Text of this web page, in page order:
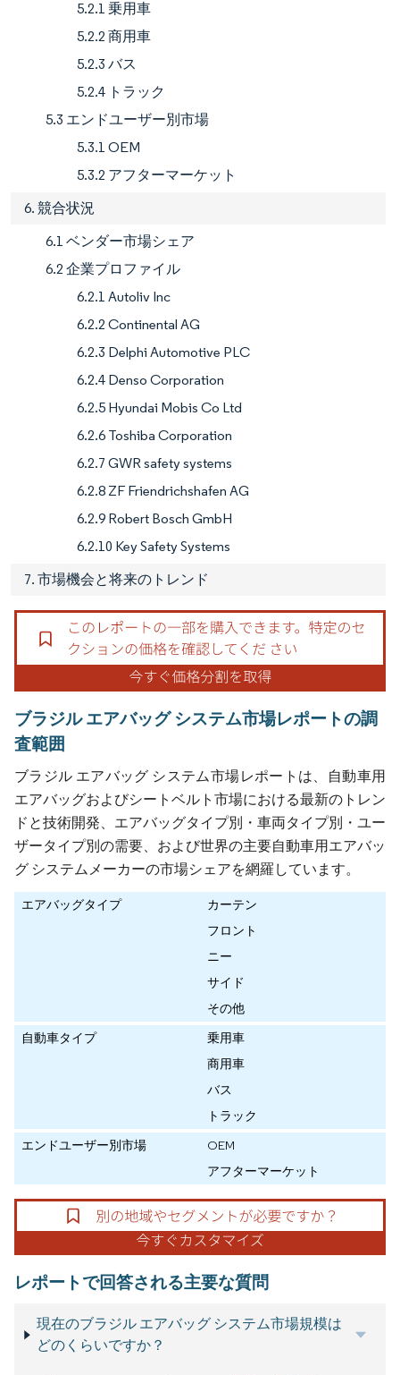
5.2.1 乗用車
5.2.2 商用車
5.2.3 バス
5.2.4 トラック
5.3 エンドユーザー別市場
5.3.1 OEM
5.3.2 アフターマーケット
6. 競合状況
6.1 ベンダー市場シェア
6.2 企業プロファイル
6.2.1 Autoliv Inc
6.2.2 Continental AG
6.2.3 Delphi Automotive PLC
6.2.4 Denso Corporation
6.2.5 Hyundai Mobis Co Ltd
6.2.6 Toshiba Corporation
6.2.7 GWR safety systems
6.2.8 ZF Friendrichshafen AG
6.2.9 Robert Bosch GmbH
6.2.10 Key Safety Systems
7. 市場機会と将来のトレンド
ブラジル エアバッグ システム市場レポートの調
査範囲
ブラジル エアバッグ システム市場レポートは、自動車用
エアバッグおよびシートベルト市場における最新のトレン
ドと技術開発、エアバッグタイプ別・車両タイプ別・ユー
ザータイプ別の需要、および世界の主要自動車用エアバッ
グ システムメーカーの市場シェアを網羅しています。
エアバッグタイプ
カーテン
フロント
ニー
サイド
その他
自動車タイプ
乗用車
商用車
バス
トラック
エンドユーザー別市場
OEM
アフターマーケット
レポートで回答される主要な質問
現在のブラジル エアバッグ システム市場規模は
どのくらいですか？